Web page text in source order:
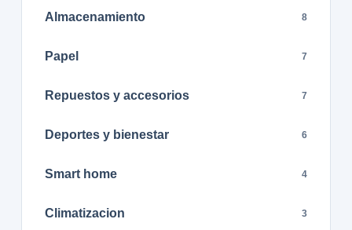
Almacenamiento 8
Papel 7
Repuestos y accesorios 7
Deportes y bienestar 6
Smart home 4
Climatizacion 3